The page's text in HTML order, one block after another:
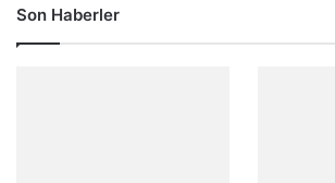
Son Haberler